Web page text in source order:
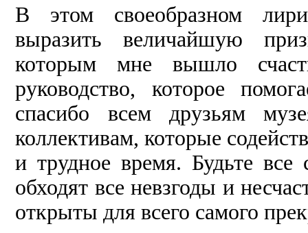
В этом своеобразном
выразить величайшую
которым мне вышло
руководство, которое
спасибо всем друзьям
коллективам, которые
и трудное время. Будьте
обходят все невзгоды и
открыты для всего самого